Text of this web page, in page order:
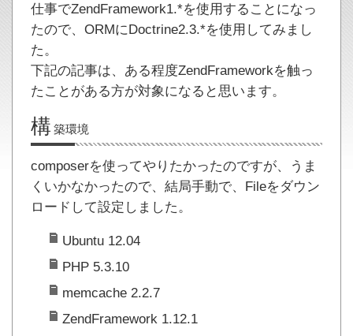
仕事でZendFramework1.*を使用することになっ
たので、ORMにDoctrine2.3.*を使用してみまし
た。
下記の記事は、ある程度ZendFrameworkを触っ
たことがある方が対象になると思います。
構 築環境
composerを使ってやりたかったのですが、うま
くいかなかったので、結局手動で、Fileをダウン
ロードして設定しました。
Ubuntu 12.04
PHP 5.3.10
memcache 2.2.7
ZendFramework 1.12.1